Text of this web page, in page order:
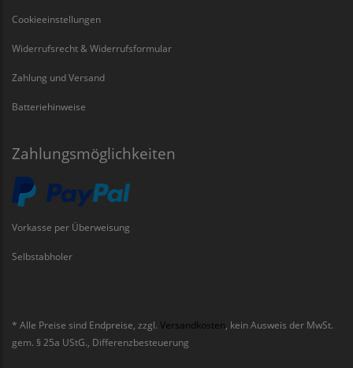
Cookieeinstellungen
Widerrufsrecht & Widerrufsformular
Zahlung und Versand
Batteriehinweise
Zahlungsmöglichkeiten
Vorkasse per Überweisung
Selbstabholer
* Alle Preise sind Endpreise, zzgl. Versandkosten , kein Ausweis der MwSt.
gem. § 25a UStG., Differenzbesteuerung